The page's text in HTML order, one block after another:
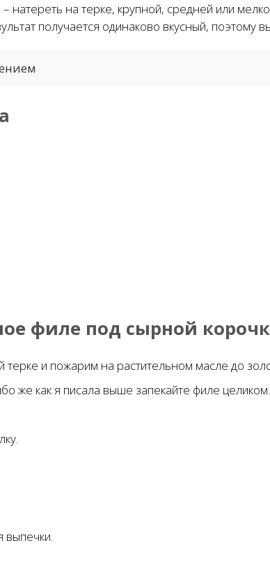
на терке, крупной, средней или
получается одинаково вкусный, поэтому
филе под сырной
и пожарим на растительном масле до
же как я писала выше запекайте филе целиком.
выпечки.